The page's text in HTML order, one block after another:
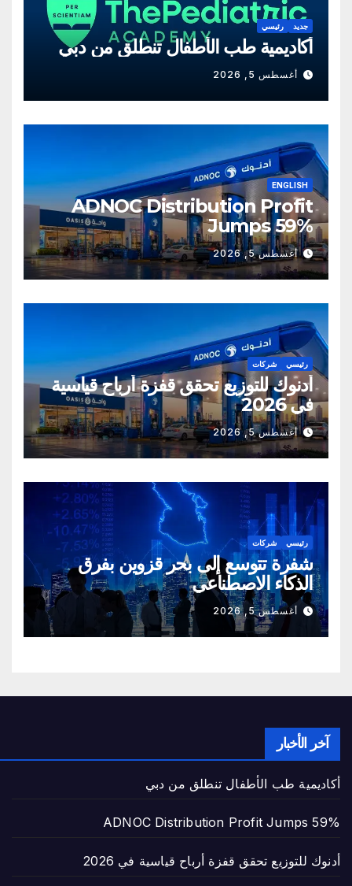
جديد رئيسي
أكاديمية طب الأطفال تنطلق من دبي
أغسطس 5, 2026
ENGLISH
ADNOC Distribution Profit
Jumps 59%
أغسطس 5, 2026
رئيسي شركات
أدنوك للتوزيع تحقق قفزة أرباح قياسية
في 2026
أغسطس 5, 2026
رئيسي شركات
شفرة تتوسع إلى بحر قزوين بفرق
الذكاء الاصطناعي
أغسطس 5, 2026
آخر الأخبار
أكاديمية طب الأطفال تنطلق من دبي
ADNOC Distribution Profit Jumps 59%
أدنوك للتوزيع تحقق قفزة أرباح قياسية في 2026